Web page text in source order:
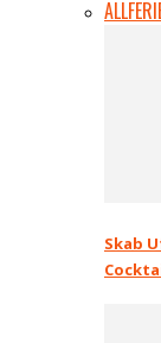
ALL
Skab